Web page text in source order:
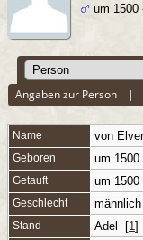
um 1500
Angaben zur Person
Name von
Geboren um 1500
Getauft um 1500
Geschlecht männlich
Stand Adel [1 ]